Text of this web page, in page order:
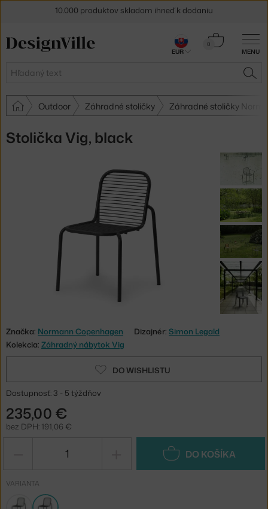
MENU
Hľadať
0
Košík
Outdoor Záhradné stoličky Záhradné stoličky
Stolička Vig, black
Značka: Normann Copenhagen Dizajnér: Simon Legald
Kolekcia: Záhradný nábytok Vig
DO WISHLISTU
Dostupnosť: 3 - 5 týždňov
235,00 €
bez DPH: 191,06 €
DO KOŠÍKA
VARIANTA
30 dní na vrátenie tovaru
EUR